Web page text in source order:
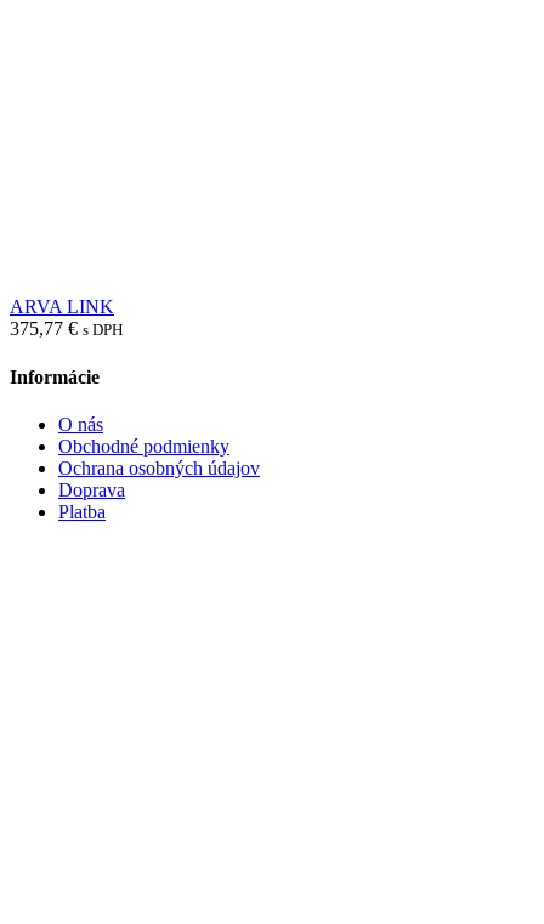
ARVA LINK
375,77 € s DPH
Informácie
O nás
Obchodné podmienky
Ochrana osobných údajov
Doprava
Platba